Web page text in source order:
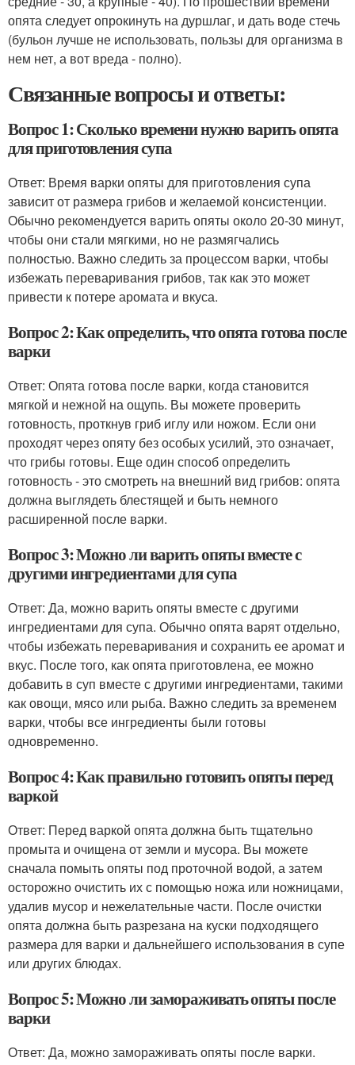
опята следует опрокинуть на дуршлаг, и дать воде стечь
(бульон лучше не использовать, пользы для организма в
нем нет, а вот вреда - полно).
Связанные вопросы и ответы:
Вопрос 1: Сколько времени нужно варить опята
для приготовления супа
Ответ: Время варки опяты для приготовления супа
зависит от размера грибов и желаемой консистенции.
Обычно рекомендуется варить опяты около 20-30 минут,
чтобы они стали мягкими, но не размягчались
полностью. Важно следить за процессом варки, чтобы
избежать переваривания грибов, так как это может
привести к потере аромата и вкуса.
Вопрос 2: Как определить, что опята готова после
варки
Ответ: Опята готова после варки, когда становится
мягкой и нежной на ощупь. Вы можете проверить
готовность, проткнув гриб иглу или ножом. Если они
проходят через опяту без особых усилий, это означает,
что грибы готовы. Еще один способ определить
готовность - это смотреть на внешний вид грибов: опята
должна выглядеть блестящей и быть немного
расширенной после варки.
Вопрос 3: Можно ли варить опяты вместе с
другими ингредиентами для супа
Ответ: Да, можно варить опяты вместе с другими
ингредиентами для супа. Обычно опята варят отдельно,
чтобы избежать переваривания и сохранить ее аромат и
вкус. После того, как опята приготовлена, ее можно
добавить в суп вместе с другими ингредиентами, такими
как овощи, мясо или рыба. Важно следить за временем
варки, чтобы все ингредиенты были готовы
одновременно.
Вопрос 4: Как правильно готовить опяты перед
варкой
Ответ: Перед варкой опята должна быть тщательно
промыта и очищена от земли и мусора. Вы можете
сначала помыть опяты под проточной водой, а затем
осторожно очистить их с помощью ножа или ножницами,
удалив мусор и нежелательные части. После очистки
опята должна быть разрезана на куски подходящего
размера для варки и дальнейшего использования в супе
или других блюдах.
Вопрос 5: Можно ли замораживать опяты после
варки
Ответ: Да, можно замораживать опяты после варки.